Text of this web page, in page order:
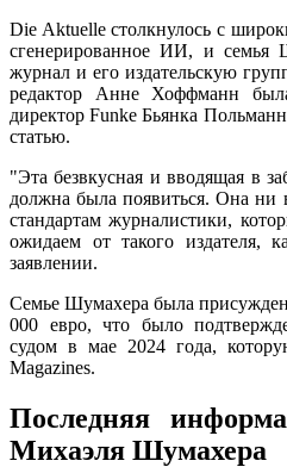
Die Aktuelle столкнулось с
сгенерированное ИИ, и семья
журнал и его издательскую
редактор Анне Хоффманн
директор Funke Бьянка
статью.
"Эта безвкусная и вводящая в
должна была появиться. Она ни
стандартам журналистики,
ожидаем от такого издателя,
заявлении.
Семье Шумахера была
000 евро, что было
судом в мае 2024 года,
Magazines.
Последняя
Михаэля Шумахера